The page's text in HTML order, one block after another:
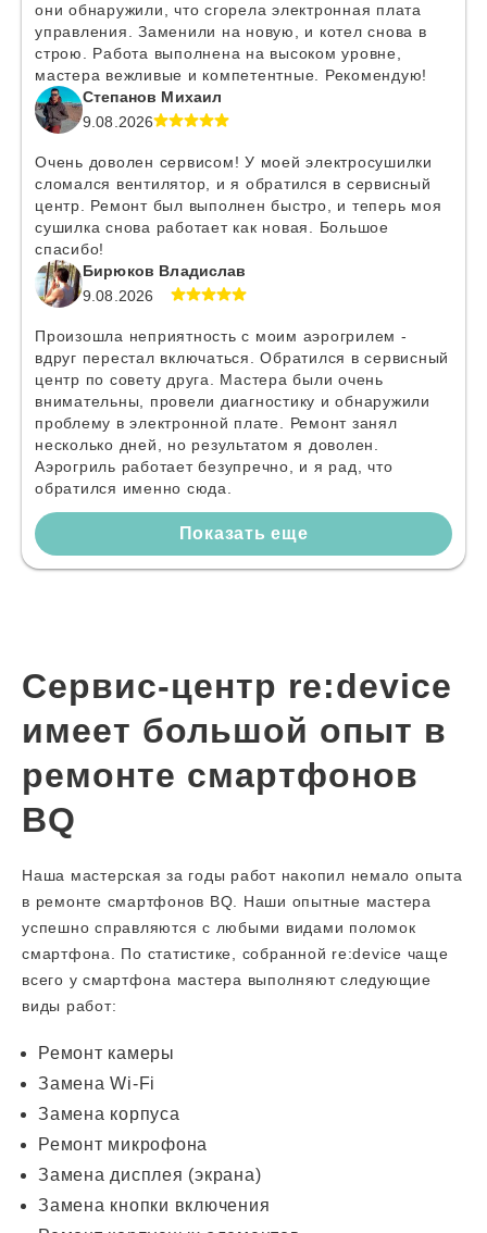
они обнаружили, что сгорела электронная плата
управления. Заменили на новую, и котел снова в
строю. Работа выполнена на высоком уровне,
мастера вежливые и компетентные. Рекомендую!
Степанов Михаил
9.08.2026
Очень доволен сервисом! У моей электросушилки
сломался вентилятор, и я обратился в сервисный
центр. Ремонт был выполнен быстро, и теперь моя
сушилка снова работает как новая. Большое
спасибо!
Бирюков Владислав
9.08.2026
Произошла неприятность с моим аэрогрилем -
вдруг перестал включаться. Обратился в сервисный
центр по совету друга. Мастера были очень
внимательны, провели диагностику и обнаружили
проблему в электронной плате. Ремонт занял
несколько дней, но результатом я доволен.
Аэрогриль работает безупречно, и я рад, что
обратился именно сюда.
Показать еще
Сервис-центр re:device
имеет большой опыт в
ремонте смартфонов
BQ
Наша мастерская за годы работ накопил немало опыта
в ремонте смартфонов BQ. Наши опытные мастера
успешно справляются с любыми видами поломок
смартфона. По статистике, собранной re:device чаще
всего у смартфона мастера выполняют следующие
виды работ:
Ремонт камеры
Замена Wi-Fi
Замена корпуса
Ремонт микрофона
Замена дисплея (экрана)
Замена кнопки включения